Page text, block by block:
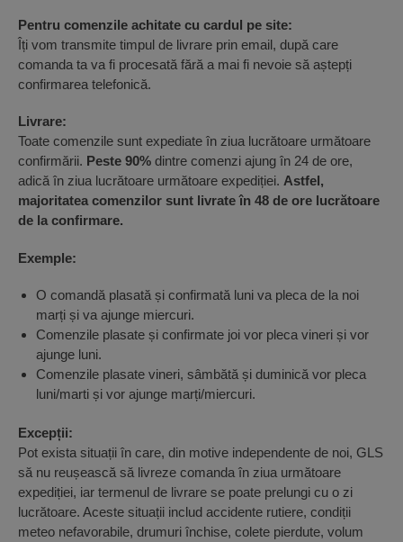
Pentru comenzile achitate cu cardul pe site:
Îți vom transmite timpul de livrare prin email, după care
comanda ta va fi procesată fără a mai fi nevoie să aștepți
confirmarea telefonică.
Livrare:
Toate comenzile sunt expediate în ziua lucrătoare următoare
confirmării. Peste 90% dintre comenzi ajung în 24 de ore,
adică în ziua lucrătoare următoare expediției. Astfel,
majoritatea comenzilor sunt livrate în 48 de ore lucrătoare
de la confirmare.
Exemple:
O comandă plasată și confirmată luni va pleca de la noi
marți și va ajunge miercuri.
Comenzile plasate și confirmate joi vor pleca vineri și vor
ajunge luni.
Comenzile plasate vineri, sâmbătă și duminică vor pleca
luni/marti și vor ajunge marți/miercuri.
Excepții:
Pot exista situații în care, din motive independente de noi, GLS
să nu reușească să livreze comanda în ziua următoare
expediției, iar termenul de livrare se poate prelungi cu o zi
lucrătoare. Aceste situații includ accidente rutiere, condiții
meteo nefavorabile, drumuri închise, colete pierdute, volum